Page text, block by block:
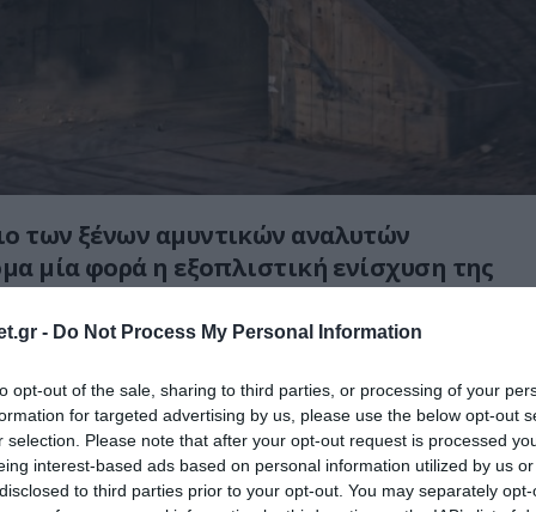
- Do Not Process My Personal Information
opt-out of the sale, sharing to third parties, or processing of your
for targeted advertising by us, please use the below opt-out
selection. Please note that after your opt-out request is processed
interest-based ads based on personal information utilized by us
to third parties prior to your opt-out. You may separately
των ξένων αμυντικών αναλυτών
μία φορά η εξοπλιστική ενίσχυση της
πυραύλους Rampage που
του εξειδικευμένου δικτύου Israel
συγκεκριμένο όπλο αποτελεί έναν
ισχύος» (game-changer) για την